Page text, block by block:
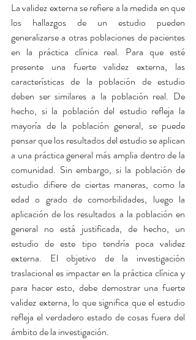
La validez externa se refiere a la medida en que
los hallazgos de un estudio pueden
generalizarse a otras poblaciones de pacientes
en la práctica clínica real. Para que esté
presente una fuerte validez externa, las
características de la población de estudio
deben ser similares a la población real. De
hecho, si la población del estudio refleja la
mayoría de la población general, se puede
pensar que los resultados del estudio se aplican
a una práctica general más amplia dentro de la
comunidad. Sin embargo, si la población de
estudio difiere de ciertas maneras, como la
edad o grado de comorbilidades, luego la
aplicación de los resultados a la población en
general no está justificada, de hecho, un
estudio de este tipo tendría poca validez
externa. El objetivo de la investigación
traslacional es impactar en la práctica clínica y
para hacer esto, debe demostrar una fuerte
validez externa, lo que significa que el estudio
refleja el verdadero estado de cosas fuera del
ámbito de la investigación.